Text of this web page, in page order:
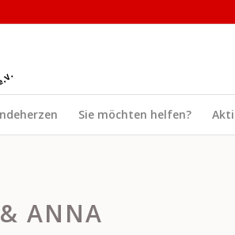
Sie möchten helfen?
ANNA